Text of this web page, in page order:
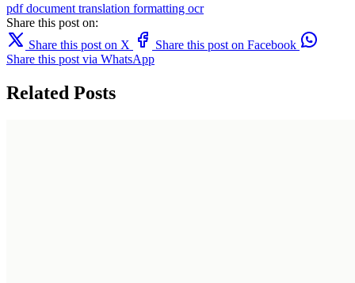
pdfdocument translation formatting ocr
Share this post on:
Share this post on X
Share this post on Facebook
Share this post via WhatsApp
Related Posts